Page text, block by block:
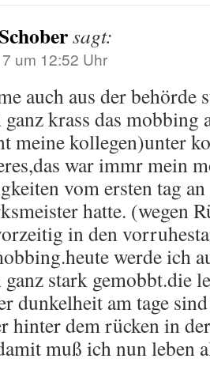
sagt:
um 12:52 Uhr
auch aus der behörde
krass das mobbing
meine kollegen)unter
war immr mein
vom ersten tag
hatte. (wegen
in den
werde ich
stark gemobbt.die
dunkelheit am tage
hinter dem rücken in
muß ich nun leben